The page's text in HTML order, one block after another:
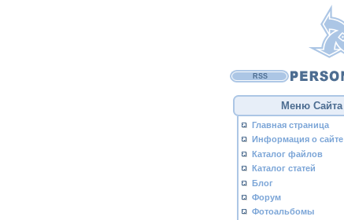
RSS
Меню Сайта
Главная страница
Информация о сайте
Каталог файлов
Каталог статей
Блог
Форум
Фотоальбомы